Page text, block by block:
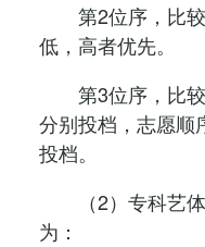
第2位序，比
低，高者优先。
第3位序，比
分别投档，志愿顺
投档。
（2）专科艺
为：